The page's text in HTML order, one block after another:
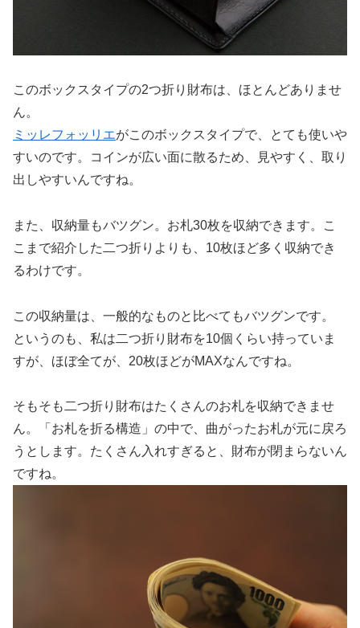
このボックスタイプの2つ折り財布は、ほとんどありませ
ん。
ミッレフォッリエがこのボックスタイプで、とても使いや
すいのです。コインが広い面に散るため、見やすく、取り
出しやすいんですね。
また、収納量もバツグン。お札30枚を収納できます。こ
こまで紹介した二つ折りよりも、10枚ほど多く収納でき
るわけです。
この収納量は、一般的なものと比べてもバツグンです。
というのも、私は二つ折り財布を10個くらい持っていま
すが、ほぼ全てが、20枚ほどがMAXなんですね。
そもそも二つ折り財布はたくさんのお札を収納できませ
ん。「お札を折る構造」の中で、曲がったお札が元に戻ろ
うとします。たくさん入れすぎると、財布が閉まらないん
ですね。